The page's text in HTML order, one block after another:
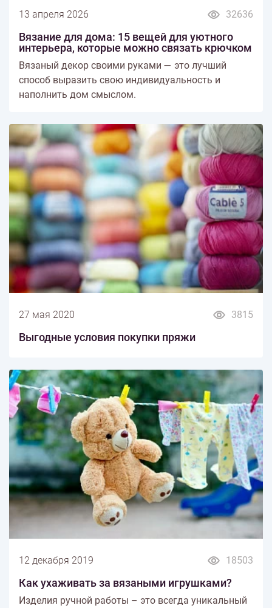
32636
13 апреля 2026
Вязание для дома: 15 вещей для уютного
интерьера, которые можно связать крючком
Вязаный декор своими руками — это лучший
способ выразить свою индивидуальность и
наполнить дом смыслом.
3815
27 мая 2020
Выгодные условия покупки пряжи
18503
12 декабря 2019
Как ухаживать за вязаными игрушками?
Изделия ручной работы – это всегда уникальный